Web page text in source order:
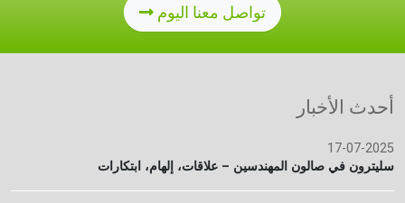
تواصل معنا اليوم
أحدث الأخبار
17-07-2025
سليترون في صالون المهندسين – علاقات، إلهام، ابتكارات